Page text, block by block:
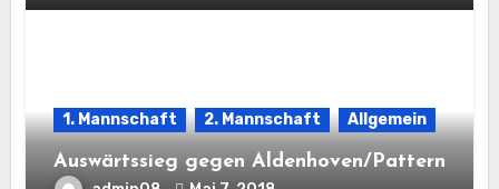
1. Mannschaft 2. Mannschaft Allgemein
Auswärtssieg gegen Aldenhoven/Pattern